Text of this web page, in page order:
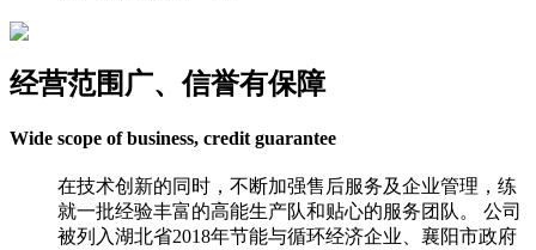
经营范围广、信誉有保障
Wide scope of business, credit guarantee
在技术创新的同时，不断加强售后服务及企业管理，练
就一批经验丰富的高能生产队和贴心的服务团队。 公司
被列入湖北省2018年节能与循环经济企业、襄阳市政府